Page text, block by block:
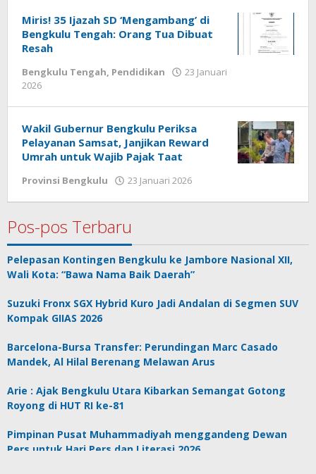
Miris! 35 Ijazah SD ‘Mengambang’ di
Bengkulu Tengah: Orang Tua Dibuat
Resah
Bengkulu Tengah, Pendidikan
23 Januari
2026
Wakil Gubernur Bengkulu Periksa
Pelayanan Samsat, Janjikan Reward
Umrah untuk Wajib Pajak Taat
Provinsi Bengkulu 23 Januari 2026
Pos-pos Terbaru
Pelepasan Kontingen Bengkulu ke Jambore Nasional XII,
Wali Kota: “Bawa Nama Baik Daerah”
Suzuki Fronx SGX Hybrid Kuro Jadi Andalan di Segmen SUV
Kompak GIIAS 2026
Barcelona-Bursa Transfer: Perundingan Marc Casado
Mandek, Al Hilal Berenang Melawan Arus
Arie : Ajak Bengkulu Utara Kibarkan Semangat Gotong
Royong di HUT RI ke-81
Pimpinan Pusat Muhammadiyah menggandeng Dewan
Pers untuk Hari Pers dan Literasi 2026